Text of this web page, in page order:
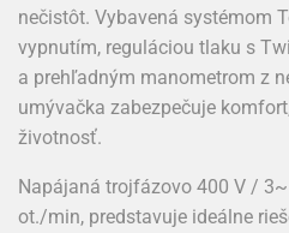
nečistôt. Vybavená systémom
vypnutím, reguláciou tlaku s
a prehľadným manometrom z
umývačka zabezpečuje
životnosť.
Napájaná trojfázovo 400 V /
ot./min, predstavuje ideálne